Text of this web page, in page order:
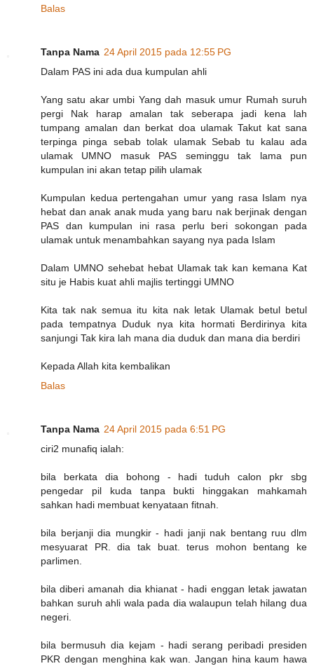
Balas
Tanpa Nama 24 April 2015 pada 12:55 PG
Dalam PAS ini ada dua kumpulan ahli
Yang satu akar umbi Yang dah masuk umur Rumah suruh
pergi Nak harap amalan tak seberapa jadi kena lah
tumpang amalan dan berkat doa ulamak Takut kat sana
terpinga pinga sebab tolak ulamak Sebab tu kalau ada
ulamak UMNO masuk PAS seminggu tak lama pun
kumpulan ini akan tetap pilih ulamak
Kumpulan kedua pertengahan umur yang rasa Islam nya
hebat dan anak anak muda yang baru nak berjinak dengan
PAS dan kumpulan ini rasa perlu beri sokongan pada
ulamak untuk menambahkan sayang nya pada Islam
Dalam UMNO sehebat hebat Ulamak tak kan kemana Kat
situ je Habis kuat ahli majlis tertinggi UMNO
Kita tak nak semua itu kita nak letak Ulamak betul betul
pada tempatnya Duduk nya kita hormati Berdirinya kita
sanjungi Tak kira lah mana dia duduk dan mana dia berdiri
Kepada Allah kita kembalikan
Balas
Tanpa Nama 24 April 2015 pada 6:51 PG
ciri2 munafiq ialah:
bila berkata dia bohong - hadi tuduh calon pkr sbg
pengedar pil kuda tanpa bukti hinggakan mahkamah
sahkan hadi membuat kenyataan fitnah.
bila berjanji dia mungkir - hadi janji nak bentang ruu dlm
mesyuarat PR. dia tak buat. terus mohon bentang ke
parlimen.
bila diberi amanah dia khianat - hadi enggan letak jawatan
bahkan suruh ahli wala pada dia walaupun telah hilang dua
negeri.
bila bermusuh dia kejam - hadi serang peribadi presiden
PKR dengan menghina kak wan. Jangan hina kaum hawa